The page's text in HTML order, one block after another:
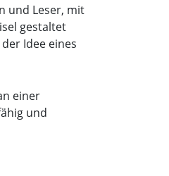
und Leser, mit
gestaltet
Idee eines
einer
und